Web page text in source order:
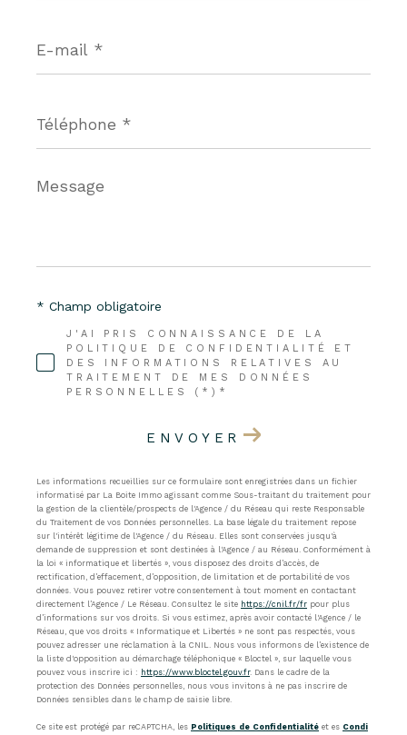
mail
*
*
Message
*
J'AI PRIS CONNAISSANCE DE LA
POLITIQUE DE CONFIDENTIALITÉ ET
DES INFORMATIONS RELATIVES AU
TRAITEMENT DE MES DONNÉES
PERSONNELLES (*)*
* Champ obligatoire
ENVOYER
Les informations recueillies sur ce formulaire sont enregistrées dans un fichier
informatisé par La Boite Immo agissant comme Sous-traitant du traitement pour
la gestion de la clientèle/prospects de l'Agence / du Réseau qui reste Responsable
du Traitement de vos Données personnelles. La base légale du traitement repose
sur l'intérêt légitime de l'Agence / du Réseau. Elles sont conservées jusqu'à
demande de suppression et sont destinées à l'Agence / au Réseau. Conformément à
la loi « informatique et libertés », vous disposez des droits d’accès, de
rectification, d’effacement, d’opposition, de limitation et de portabilité de vos
données. Vous pouvez retirer votre consentement à tout moment en contactant
directement l’Agence / Le Réseau. Consultez le site https://cnil.fr/fr pour plus
d’informations sur vos droits. Si vous estimez, après avoir contacté l'Agence / le
Réseau, que vos droits « Informatique et Libertés » ne sont pas respectés, vous
pouvez adresser une réclamation à la CNIL. Nous vous informons de l’existence de
la liste d'opposition au démarchage téléphonique « Bloctel », sur laquelle vous
pouvez vous inscrire ici : https://www.bloctel.gouv.fr. Dans le cadre de la
protection des Données personnelles, nous vous invitons à ne pas inscrire de
Données sensibles dans le champ de saisie libre.
Ce site est protégé par reCAPTCHA, les Politiques de Confidentialité et es Condi